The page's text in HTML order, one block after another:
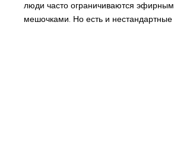
люди часто ограничиваются
мешочками. Но есть и